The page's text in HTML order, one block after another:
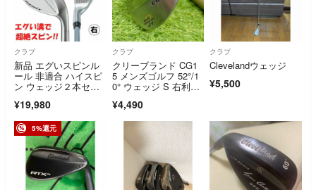
クラブ
新品 エグいスピンル
ール 非適合 ハイスピ
ン ウェッジ２本セッ
¥19,980
クラブ
クリーブランド CG1
5 メンズゴルフ 52°/1
0° ウェッジ S 右利
ール NSプロ
¥4,490
クラブ
Clevelandウェッジ
¥5,500
5%還元